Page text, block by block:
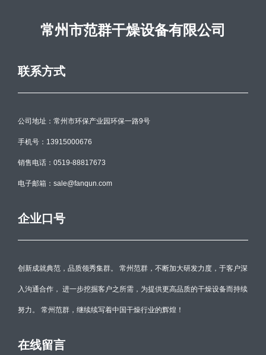
常州市范群干燥设备有限公司
联系方式
公司地址：常州市环保产业园环保一路9号
手机号：13915000676
销售电话：0519-88817673
电子邮箱：sale@fanqun.com
企业口号
创新成就典范，品质领秀集群。 常州范群，不断加大研发力度，于客户深
入沟通合作， 进一步挖掘客户之所需，为提供更高品质的干燥设备而持续
努力。 常州范群，继续续写着中国干燥行业的辉煌！
在线留言